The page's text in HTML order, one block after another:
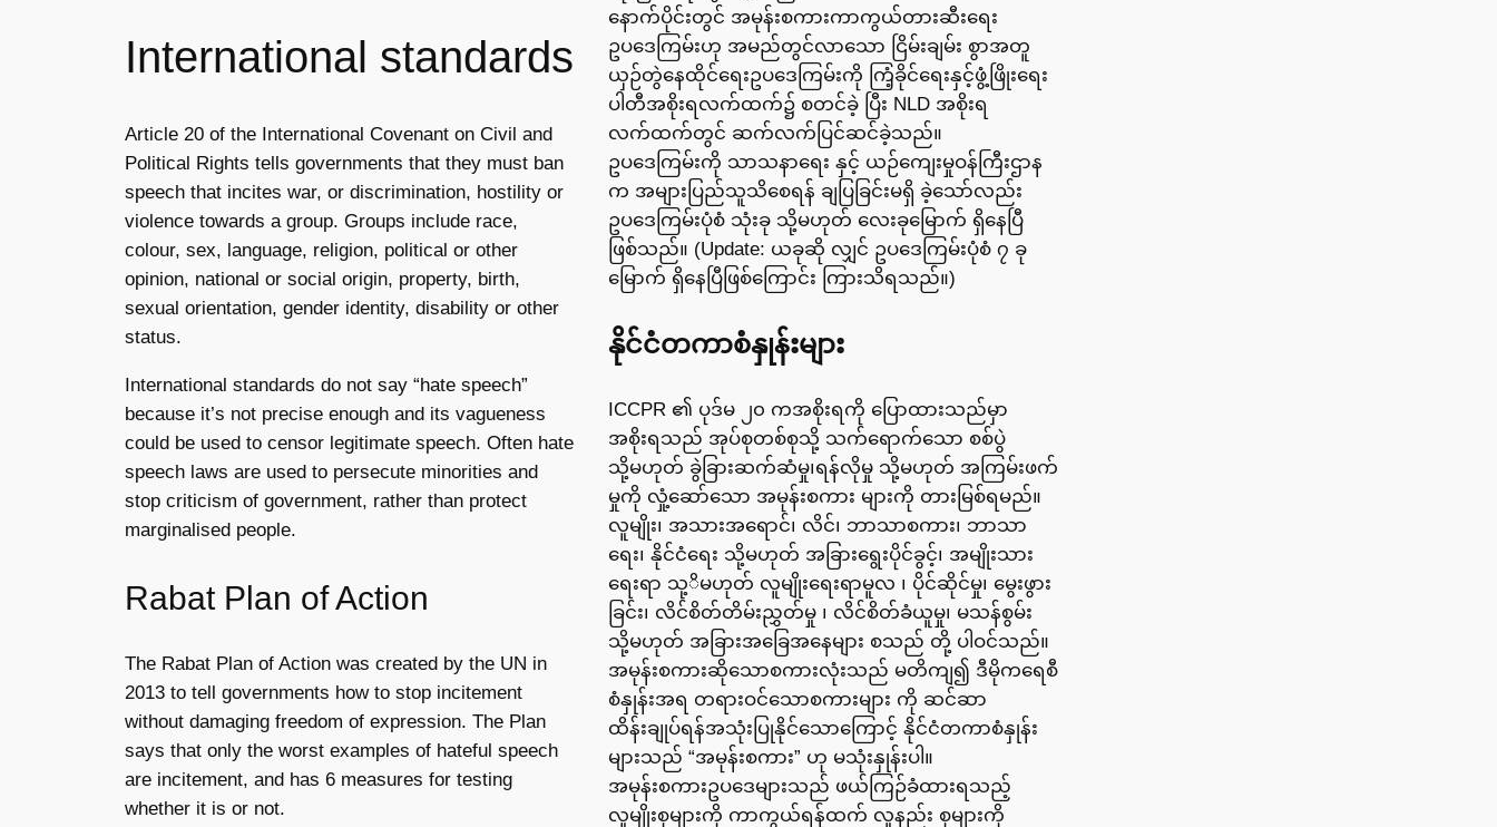
International standards
Article 20 of the International Covenant on Civil and
Political Rights tells governments that they must ban
speech that incites war, or discrimination, hostility or
violence towards a group. Groups include race,
colour, sex, language, religion, political or other
opinion, national or social origin, property, birth,
sexual orientation, gender identity, disability or other
status.
International standards do not say “hate speech”
because it’s not precise enough and its vagueness
could be used to censor legitimate speech. Often hate
speech laws are used to persecute minorities and
stop criticism of government, rather than protect
marginalised people.
Rabat Plan of Action
The Rabat Plan of Action was created by the UN in
2013 to tell governments how to stop incitement
without damaging freedom of expression. The Plan
says that only the worst examples of hateful speech
are incitement, and has 6 measures for testing
whether it is or not.
နောက်ပိုင်းတွင် အမုန်းစကားကာကွယ်တားဆီးရေး
ဥပဒေကြမ်းဟု အမည်တွင်လာသော ငြိမ်းချမ်း စွာအတူ
ယှဉ်တွဲနေထိုင်ရေးဥပဒေကြမ်းကို ကြံ့ခိုင်ရေးနှင့်ဖွံ့ဖြိုးရေး
ပါတီအစိုးရလက်ထက်၌ စတင်ခဲ့ ပြီး NLD အစိုးရ
လက်ထက်တွင် ဆက်လက်ပြင်ဆင်ခဲ့သည်။
ဥပဒေကြမ်းကို သာသနာရေး နှင့် ယဉ်ကျေးမှုဝန်ကြီးဌာန
က အများပြည်သူသိစေရန် ချပြခြင်းမရှိ ခဲ့သော်လည်း
ဥပဒေကြမ်းပုံစံ သုံးခု သို့မဟုတ် လေးခုမြောက် ရှိနေပြီ
ဖြစ်သည်။ (Update: ယခုဆို လျှင် ဥပဒေကြမ်းပုံစံ ၇ ခု
မြောက် ရှိနေပြီဖြစ်ကြောင်း ကြားသိရသည်။)
နိုင်ငံတကာစံနှုန်းများ
ICCPR ၏ ပုဒ်မ ၂၀ ကအစိုးရကို ပြောထားသည်မှာ
အစိုးရသည် အုပ်စုတစ်စုသို့ သက်ရောက်သော စစ်ပွဲ
သို့မဟုတ် ခွဲခြားဆက်ဆံမှု၊ရန်လိုမှု သို့မဟုတ် အကြမ်းဖက်
မှုကို လှုံ့ဆော်သော အမုန်းစကား များကို တားမြစ်ရမည်။
လူမျိုး၊ အသားအရောင်၊ လိင်၊ ဘာသာစကား၊ ဘာသာ
ရေး၊ နိုင်ငံရေး သို့မဟုတ် အခြားရွေးပိုင်ခွင့်၊ အမျိုးသား
ရေးရာ သု့ိမဟုတ် လူမျိုးရေးရာမူလ ၊ ပိုင်ဆိုင်မှု၊ မွေးဖွား
ခြင်း၊ လိင်စိတ်တိမ်းညွှတ်မှု ၊ လိင်စိတ်ခံယူမှု၊ မသန်စွမ်း
သို့မဟုတ် အခြားအခြေအနေများ စသည် တို့ ပါဝင်သည်။
အမုန်းစကားဆိုသောစကားလုံးသည် မတိကျ၍ ဒီမိုကရေစီ
စံနှုန်းအရ တရားဝင်သောစကားများ ကို ဆင်ဆာ
ထိန်းချုပ်ရန်အသုံးပြုနိုင်သောကြောင့် နိုင်ငံတကာစံနှုန်း
များသည် “အမုန်းစကား” ဟု မသုံးနှုန်းပါ။
အမုန်းစကားဥပဒေများသည် ဖယ်ကြဉ်ခံထားရသည့်
လူမျိုးစုများကို ကာကွယ်ရန်ထက် လူနည်း စုများကို